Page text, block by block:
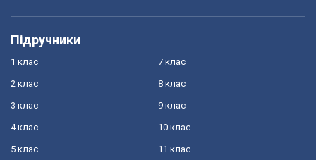
Підручники
1 клас
2 клас
3 клас
4 клас
5 клас
7 клас
8 клас
9 клас
10 клас
11 клас